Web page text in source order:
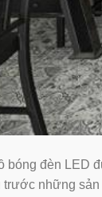
bóng đèn LED
trước những